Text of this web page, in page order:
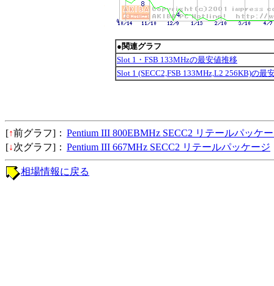
●関連グラフ
Slot 1・FSB 133MHzの最安値推移
Slot 1 (SECC2,FSB 133MHz,L2 256KB)の最
[↑前グラフ]： Pentium III 800EBMHz SECC2 リテールパッケ
[↓次グラフ]： Pentium III 667MHz SECC2 リテールパッケージ
相場情報に戻る